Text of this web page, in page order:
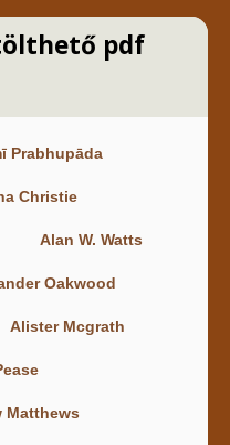
pdf
Prabhupāda
Christie
Alan W. Watts
Oakwood
Alister Mcgrath
Matthews